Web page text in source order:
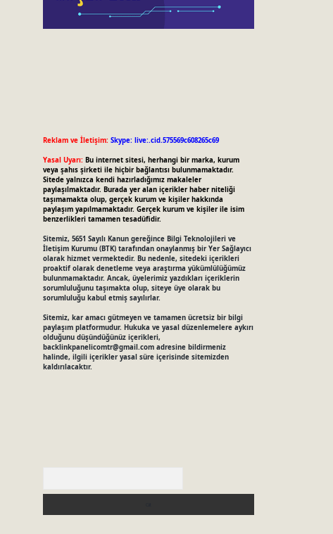
Reklam ve İletişim: Skype: live:.cid.575569c608265c69
Yasal Uyarı: Bu internet sitesi, herhangi bir marka, kurum
veya şahıs şirketi ile hiçbir bağlantısı bulunmamaktadır.
Sitede yalnızca kendi hazırladığımız makaleler
paylaşılmaktadır. Burada yer alan içerikler haber niteliği
taşımamakta olup, gerçek kurum ve kişiler hakkında
paylaşım yapılmamaktadır. Gerçek kurum ve kişiler ile isim
benzerlikleri tamamen tesadüfidir.
Sitemiz, 5651 Sayılı Kanun gereğince Bilgi Teknolojileri ve
İletişim Kurumu (BTK) tarafından onaylanmış bir Yer Sağlayıcı
olarak hizmet vermektedir. Bu nedenle, sitedeki içerikleri
proaktif olarak denetleme veya araştırma yükümlülüğümüz
bulunmamaktadır. Ancak, üyelerimiz yazdıkları içeriklerin
sorumluluğunu taşımakta olup, siteye üye olarak bu
sorumluluğu kabul etmiş sayılırlar.
Sitemiz, kar amacı gütmeyen ve tamamen ücretsiz bir bilgi
paylaşım platformudur. Hukuka ve yasal düzenlemelere aykırı
olduğunu düşündüğünüz içerikleri,
backlinkpanelicomtr@gmail.comadresine bildirmeniz
halinde, ilgili içerikler yasal süre içerisinde sitemizden
kaldırılacaktır.